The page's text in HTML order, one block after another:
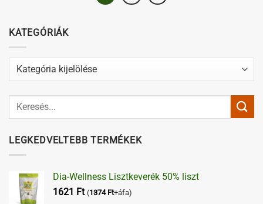
KATEGÓRIÁK
Kategóriák
LEGKEDVELTEBB TERMÉKEK
Dia-Wellness Lisztkeverék 50% liszt
1621 Ft (1374 Ft+áfa)